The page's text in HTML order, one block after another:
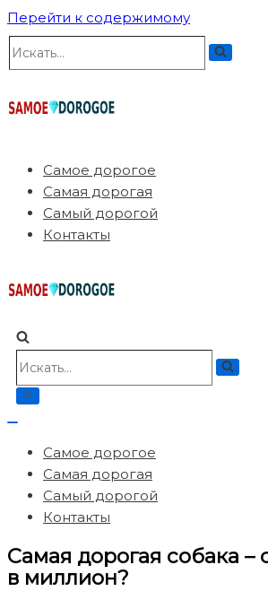
Перейти к содержимому
Искать...
Самое дорогое
Самая дорогая
Самый дорогой
Контакты
Искать...
Самое дорогое
Самая дорогая
Самый дорогой
Контакты
Самая дорогая собака –
в миллион?